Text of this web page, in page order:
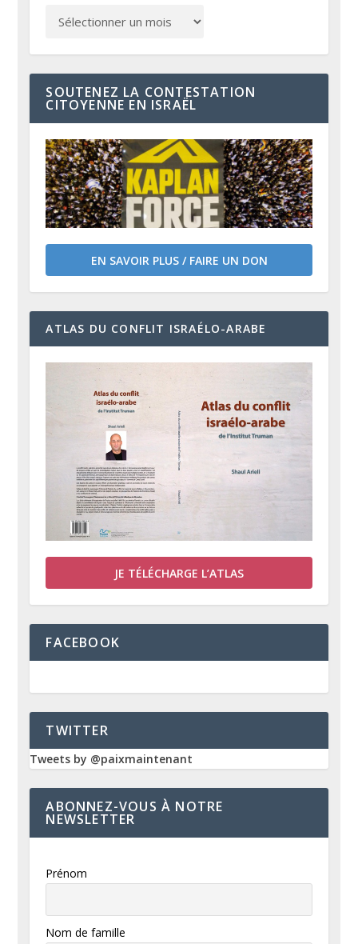
SOUTENEZ LA CONTESTATION
CITOYENNE EN ISRAËL
EN SAVOIR PLUS / FAIRE UN DON
ATLAS DU CONFLIT ISRAÉLO-ARABE
JE TÉLÉCHARGE L’ATLAS
FACEBOOK
TWITTER
Tweets by @paixmaintenant
ABONNEZ-VOUS À NOTRE
NEWSLETTER
Prénom
Nom de famille